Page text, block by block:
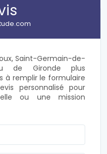
Saint-Germain-de-
de Gironde plus
à remplir le formulaire
personnalisé pour
ou une mission